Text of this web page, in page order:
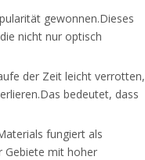
gewonnen.Dieses
nicht nur optisch
der Zeit leicht verrotten,
bedeutet, dass
fungiert als
Gebiete mit hoher